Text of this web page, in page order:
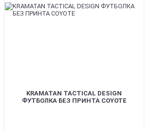
KRAMATAN TACTICAL DESIGN
ФУТБОЛКА БЕЗ ПРИНТА COYOTE